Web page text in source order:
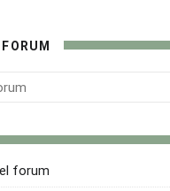
forum